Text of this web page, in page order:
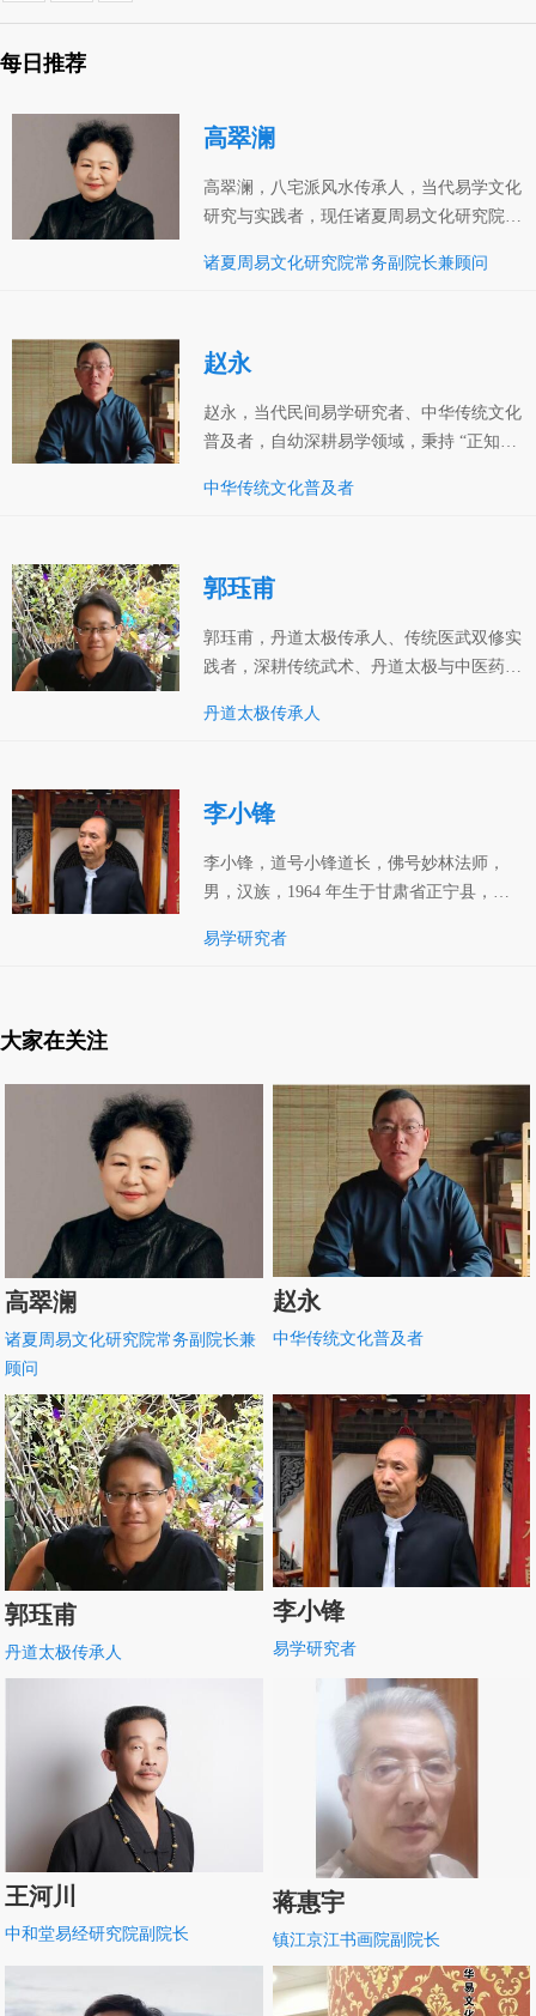
世” 的独特风格，致力于以所学
服务缘主、传承文化。
每日推荐
高翠澜
高翠澜，八宅派风水传承人，当代易学文化
研究与实践者，现任诸夏周易文化研究院常
驻马店分院院长，长期深耕八宅派风水理论
诸夏周易文化研究院常务副院长兼顾问
赵永
赵永，当代民间易学研究者、中华传统文化
普及者，自幼深耕易学领域，秉持 “正知、
注于传统易学技艺的研习、实践与普及，以
中华传统文化普及者
郭珏甫
郭珏甫，丹道太极传承人、传统医武双修实
践者，深耕传统武术、丹道太极与中医药领
系，秉持医武同源、持续修行的理念，专注
丹道太极传承人
李小锋
李小锋，道号小锋道长，佛号妙林法师，
男，汉族，1964 年生于甘肃省正宁县，初
兼具易学研究、风水规划与中医推拿专长，
易学研究者
大家在关注
高翠澜
诸夏周易文化研究院常务副院长兼
顾问
赵永
中华传统文化普及者
郭珏甫
丹道太极传承人
李小锋
易学研究者
王河川
中和堂易经研究院副院长
蒋惠宇
镇江京江书画院副院长